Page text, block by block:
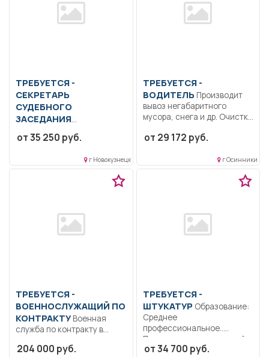
ТРЕБУЕТСЯ -
СЕКРЕТАРЬ
СУДЕБНОГО
ЗАСЕДАНИЯ
образование —
вновь поступившие
от 35 250 руб.
г Новокузнецк
ТРЕБУЕТСЯ -
ВОДИТЕЛЬ
вывоз негабаритного
мусора, снега и др. Очистка
от 29 172 руб.
г Осинники
ТРЕБУЕТСЯ -
ВОЕННОСЛУЖАЩИЙ ПО
КОНТРАКТУВоенная
служба по контракту в
Российской Федерации.....
204 000 руб.
ТРЕБУЕТСЯ -
ШТУКАТУР
Среднее
профессиональное..
Подготовка поверхностей
под оштукатуривание.
от 34 700 руб.